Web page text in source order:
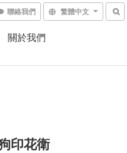
聯絡我們 繁體中文
關於我們
印花衛